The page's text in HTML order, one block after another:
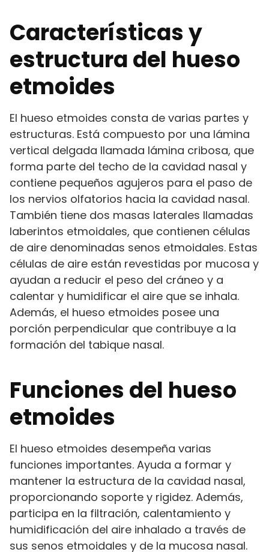
Características y
estructura del hueso
etmoides
El hueso etmoides consta de varias partes y
estructuras. Está compuesto por una lámina
vertical delgada llamada lámina cribosa, que
forma parte del techo de la cavidad nasal y
contiene pequeños agujeros para el paso de
los nervios olfatorios hacia la cavidad nasal.
También tiene dos masas laterales llamadas
laberintos etmoidales, que contienen células
de aire denominadas senos etmoidales. Estas
células de aire están revestidas por mucosa y
ayudan a reducir el peso del cráneo y a
calentar y humidificar el aire que se inhala.
Además, el hueso etmoides posee una
porción perpendicular que contribuye a la
formación del tabique nasal.
Funciones del hueso
etmoides
El hueso etmoides desempeña varias
funciones importantes. Ayuda a formar y
mantener la estructura de la cavidad nasal,
proporcionando soporte y rigidez. Además,
participa en la filtración, calentamiento y
humidificación del aire inhalado a través de
sus senos etmoidales y de la mucosa nasal.